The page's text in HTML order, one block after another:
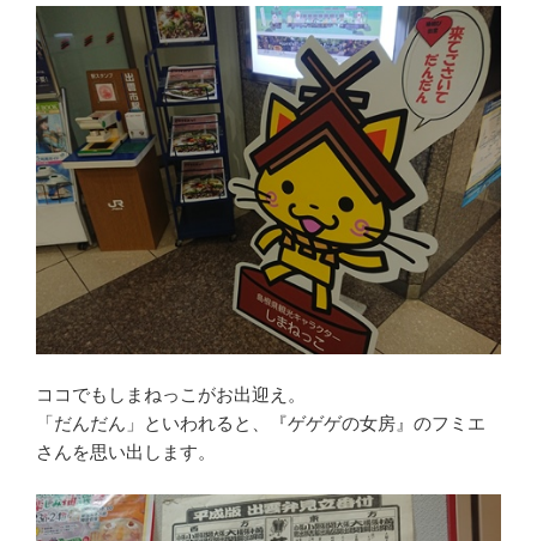
ココでもしまねっこがお出迎え。
「だんだん」といわれると、『ゲゲゲの女房』のフミエ
さんを思い出します。